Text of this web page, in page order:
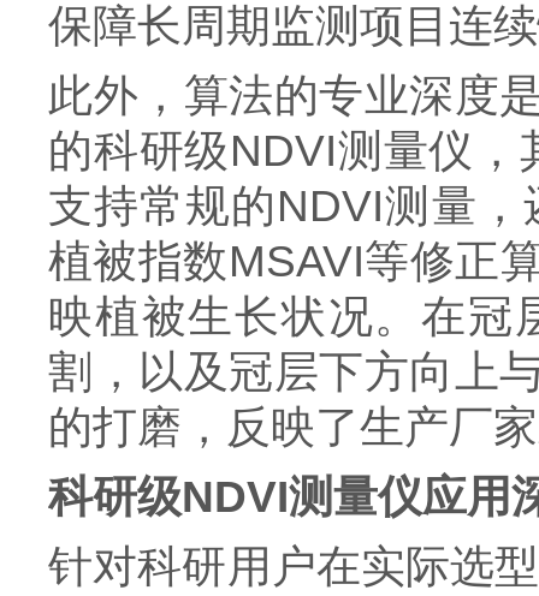
保障长周期监测项目连
此外，算法的专业深度
的科研级NDVI测量仪
支持常规的NDVI测量
植被指数MSAVI等修正
映植被生长状况。在冠
割，以及冠层下方向上
的打磨，反映了生产厂
科研级NDVI测量仪应用
针对科研用户在实际选